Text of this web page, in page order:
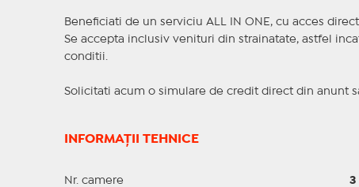
Beneficiati de un serviciu ALL IN ONE, cu acces
Se accepta inclusiv venituri din strainatate, astfel
conditii.
Solicitati acum o simulare de credit direct din anunt
INFORMAȚII TEHNICE
Nr. camere 3